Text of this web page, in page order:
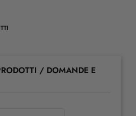
/ DOMANDE E